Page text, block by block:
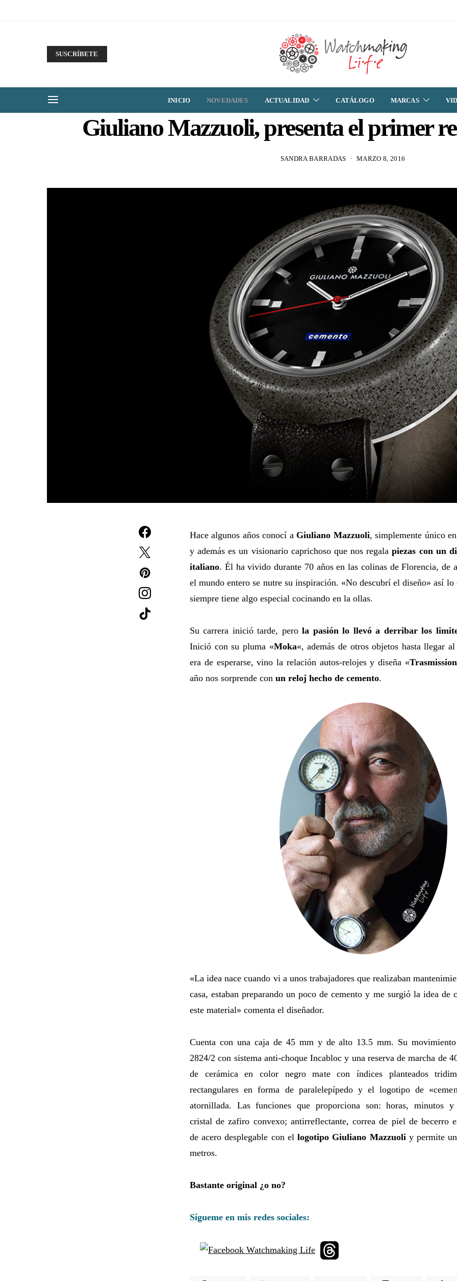
SUSCRÍBETE
INICIO NOVEDADES ACTUALIDAD CATÁLOGO MARCAS
Giuliano Mazzuoli, presenta el primer
SANDRA BARRADAS MARZO 8, 2016
Hace algunos años conocí a Giuliano Mazzuoli, simplemente único
y además es un visionario caprichoso que nos regalapiezas con un
italiano. Él ha vivido durante 70 años en las colinas de Florencia, de
el mundo entero se nutre su inspiración. «No descubrí el diseño» así
siempre tiene algo especial cocinando en la ollas.
Su carrera inició tarde, perola pasión lo llevó a derribar los
Inició con su pluma «Moka«, además de otros objetos hasta llegar
era de esperarse, vino la relación autos-relojes y diseña «
año nos sorprende con un reloj hecho de cemento.
«La idea nace cuando vi a unos trabajadores que realizaban
casa, estaban preparando un poco de cemento y me surgió la idea de
este material» comenta el diseñador.
Cuenta con una caja de 45 mm y de alto 13.5 mm. Su
2824/2 con sistema anti-choque Incabloc y una reserva de marcha de
de cerámica en color negro mate con índices planteados
rectangulares en forma de paralelepípedo y el logotipo de
atornillada. Las funciones que proporciona son: horas, minutos y
cristal de zafiro convexo; antirreflectante, correa de piel de becerro
de acero desplegable con ellogotipo Giuliano Mazzuoli y permite
metros.
Bastante original ¿o no?
Sígueme en mis redes sociales: